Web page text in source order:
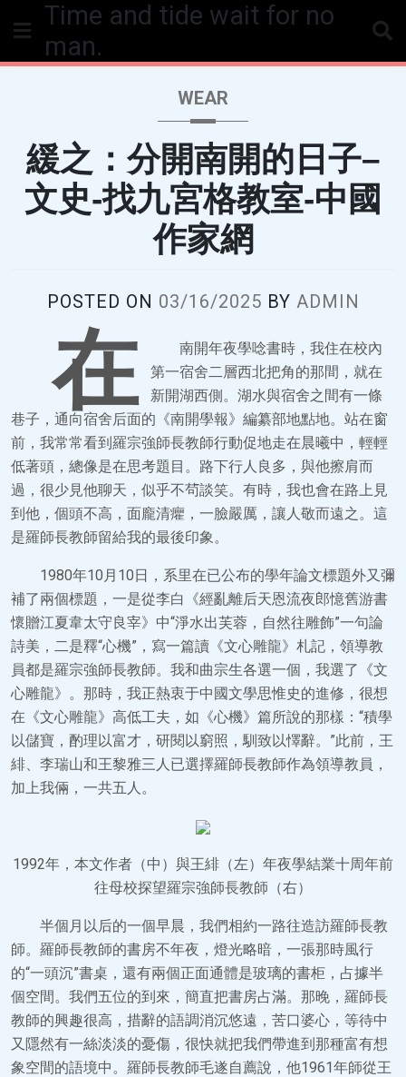
Time and tide wait for no
man.
WEAR
緩之：分開南開的日子–
文史-找九宮格教室-中國
作家網
POSTED ON 03/16/2025 BY ADMIN
在
南開年夜學唸書時，我住在校內
第一宿舍二層西北把角的那間，就在
新開湖西側。湖水與宿舍之間有一條
巷子，通向宿舍后面的《南開學報》編纂部地點地。站在窗
前，我常常看到羅宗強師長教師行動促地走在晨曦中，輕輕
低著頭，總像是在思考題目。路下行人良多，與他擦肩而
過，很少見他聊天，似乎不茍談笑。有時，我也會在路上見
到他，個頭不高，面龐清癯，一臉嚴厲，讓人敬而遠之。這
是羅師長教師留給我的最後印象。
1980年10月10日，系里在已公布的學年論文標題外又彌
補了兩個標題，一是從李白《經亂離后天恩流夜郎憶舊游書
懷贈江夏韋太守良宰》中“淨水出芙蓉，自然往雕飾”一句論
詩美，二是釋“心機”，寫一篇讀《文心雕龍》札記，領導教
員都是羅宗強師長教師。我和曲宗生各選一個，我選了《文
心雕龍》。那時，我正熱衷于中國文學思惟史的進修，很想
在《文心雕龍》高低工夫，如《心機》篇所說的那樣：“積學
以儲寶，酌理以富才，研閱以窮照，馴致以懌辭。”此前，王
緋、李瑞山和王黎雅三人已選擇羅師長教師作為領導教員，
加上我倆，一共五人。
1992年，本文作者（中）與王緋（左）年夜學結業十周年前
往母校探望羅宗強師長教師（右）
半個月以后的一個早晨，我們相約一路往造訪羅師長教
師。羅師長教師的書房不年夜，燈光略暗，一張那時風行
的“一頭沉”書桌，還有兩個正面通體是玻璃的書柜，占據半
個空間。我們五位的到來，簡直把書房占滿。那晚，羅師長
教師的興趣很高，措辭的語調消沉悠遠，苦口婆心，等待中
又隱然有一絲淡淡的憂傷，很快就把我們帶進到那種富有想
象空間的語境中。羅師長教師毛遂自薦說，他1961年師從王